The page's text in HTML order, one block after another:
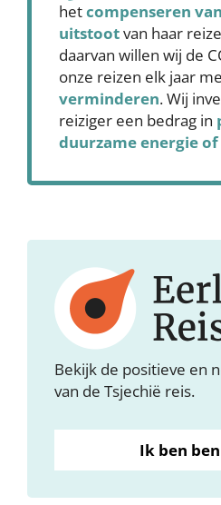
hetcompenseren
uitstootvan haar
daarvan willen wij de
onze reizen elk jaar
verminderen. Wij
reiziger een bedrag in
duurzame energie
Bekijk de positieve en
van de Tsjechië reis.
Ik ben